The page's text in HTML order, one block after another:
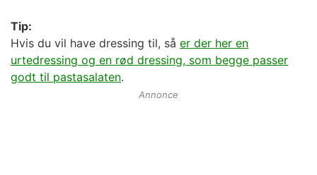
Tip:
Hvis du vil have dressing til, så er der her en
urtedressing og en rød dressing, som begge passer
godt til pastasalaten.
Annonce